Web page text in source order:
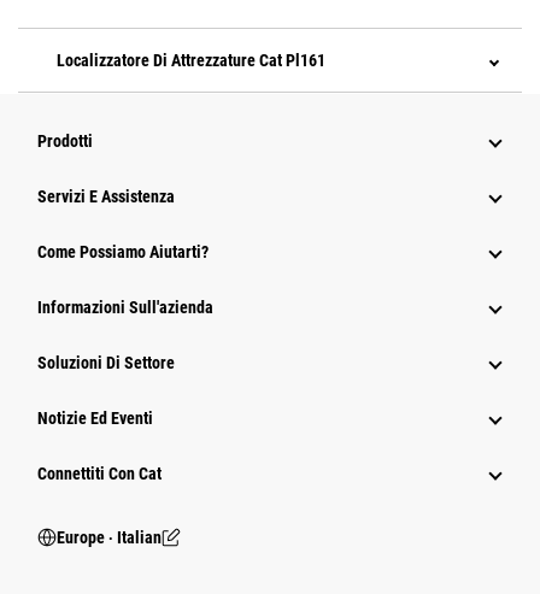
Localizzatore Di Attrezzature Cat Pl161
Prodotti
Servizi E Assistenza
Come Possiamo Aiutarti?
Informazioni Sull'azienda
Soluzioni Di Settore
Notizie Ed Eventi
Connettiti Con Cat
Europe ‧ Italian